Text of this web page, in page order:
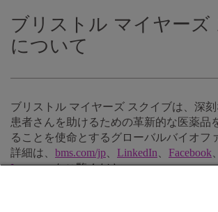
ブリストル マイヤーズ
について
ブリストル マイヤーズ スクイブは、深
患者さんを助けるための革新的な医薬品
ることを使命とするグローバルバイオフ
詳細は、 bms.com/jp LinkedIn Facebook
Instagramをご覧ください。